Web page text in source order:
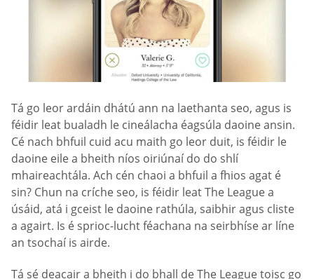
Tá go leor ardáin dhátú ann na laethanta seo, agus is
féidir leat bualadh le cineálacha éagsúla daoine ansin.
Cé nach bhfuil cuid acu maith go leor duit, is féidir le
daoine eile a bheith níos oiriúnaí do do shlí
mhaireachtála. Ach cén chaoi a bhfuil a fhios agat é
sin? Chun na críche seo, is féidir leat The League a
úsáid, atá i gceist le daoine rathúla, saibhir agus cliste
a agairt. Is é sprioc-lucht féachana na seirbhíse ar líne
an tsochaí is airde.
Tá sé deacair a bheith i do bhall de The League toisc go